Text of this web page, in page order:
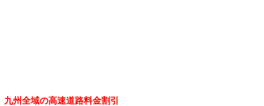
九州全域の高速道路料金割引